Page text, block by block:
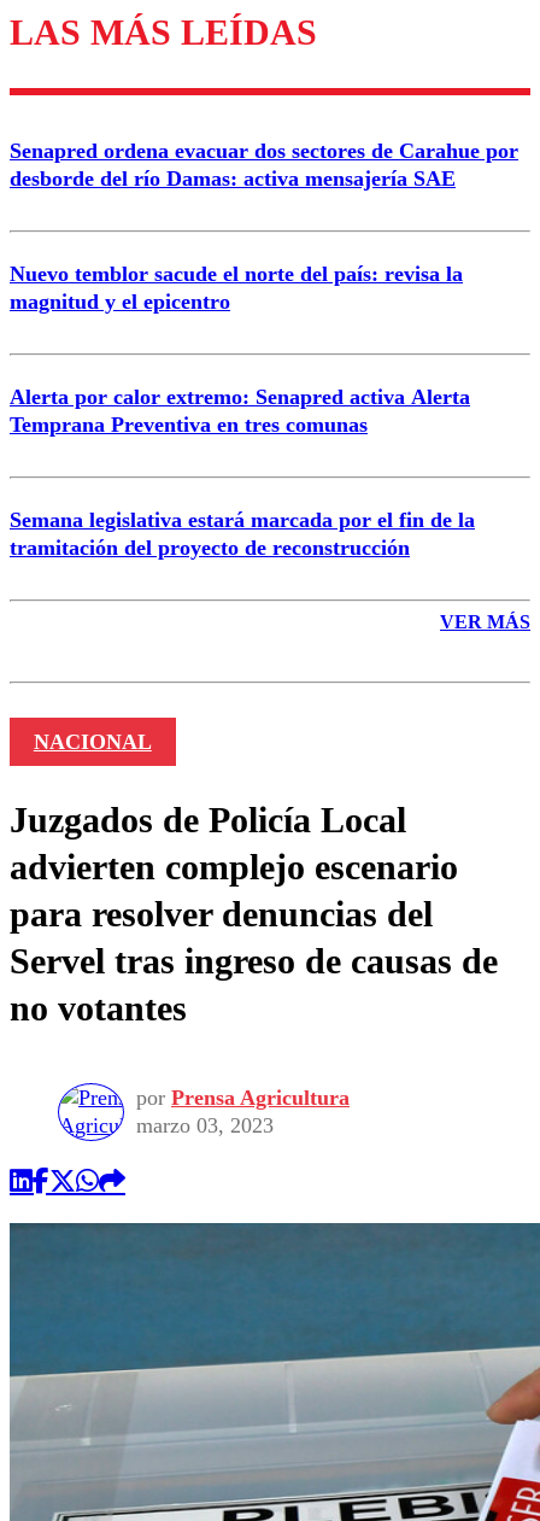
Los comentarios son moderados para garantizar un
diálogo respetuoso.
Correo
LAS MÁS LEÍDAS
Senapred ordena evacuar dos sectores de Carahue por
desborde del río Damas: activa mensajería SAE
Nuevo temblor sacude el norte del país: revisa la
magnitud y el epicentro
Alerta por calor extremo: Senapred activa Alerta
Temprana Preventiva en tres comunas
Semana legislativa estará marcada por el fin de la
tramitación del proyecto de reconstrucción
VER MÁS
NACIONAL
Juzgados de Policía Local
advierten complejo escenario
para resolver denuncias del
Servel tras ingreso de causas de
no votantes
por Prensa Agricultura
marzo 03, 2023